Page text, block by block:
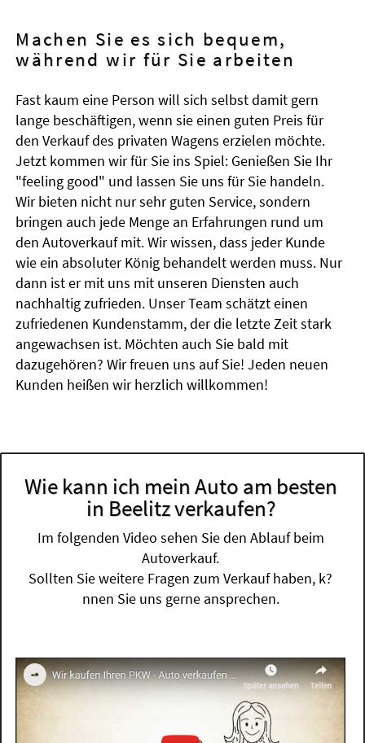
Machen Sie es sich bequem,
während wir für Sie arbeiten
Fast kaum eine Person will sich selbst damit gern
lange beschäftigen, wenn sie einen guten Preis für
den Verkauf des privaten Wagens erzielen möchte.
Jetzt kommen wir für Sie ins Spiel: Genießen Sie Ihr
"feeling good" und lassen Sie uns für Sie handeln.
Wir bieten nicht nur sehr guten Service, sondern
bringen auch jede Menge an Erfahrungen rund um
den Autoverkauf mit. Wir wissen, dass jeder Kunde
wie ein absoluter König behandelt werden muss. Nur
dann ist er mit uns mit unseren Diensten auch
nachhaltig zufrieden. Unser Team schätzt einen
zufriedenen Kundenstamm, der die letzte Zeit stark
angewachsen ist. Möchten auch Sie bald mit
dazugehören? Wir freuen uns auf Sie! Jeden neuen
Kunden heißen wir herzlich willkommen!
Wie kann ich mein Auto am besten
in Beelitz verkaufen?
Im folgenden Video sehen Sie den Ablauf beim
Autoverkauf.
Sollten Sie weitere Fragen zum Verkauf haben, k?
nnen Sie uns gerne ansprechen.